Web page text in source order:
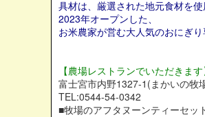
具材は、厳選された地元食材を使
2023年オープンした、
お米農家が営む大人気のおにぎ
【農場レストランでいただきます
富士宮市内野1327-1(まかいの牧
TEL:0544-54-0342
■牧場のアフタヌーンティーセ